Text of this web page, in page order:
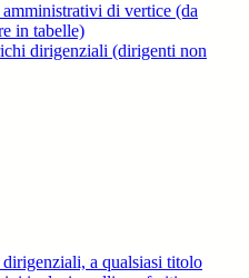
di vertice (da
in tabelle)
dirigenziali (dirigenti non
a qualsiasi titolo